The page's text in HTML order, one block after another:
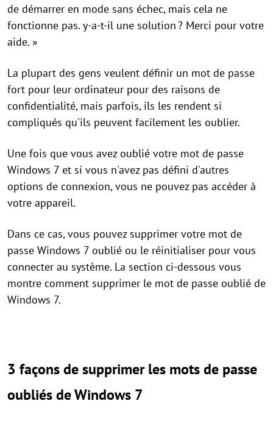
de démarrer en mode sans échec, mais cela ne
fonctionne pas. y-a-t-il une solution ? Merci pour votre
aide. »
La plupart des gens veulent définir un mot de passe
fort pour leur ordinateur pour des raisons de
confidentialité, mais parfois, ils les rendent si
compliqués qu'ils peuvent facilement les oublier.
Une fois que vous avez oublié votre mot de passe
Windows 7 et si vous n'avez pas défini d'autres
options de connexion, vous ne pouvez pas accéder à
votre appareil.
Dans ce cas, vous pouvez supprimer votre mot de
passe Windows 7 oublié ou le réinitialiser pour vous
connecter au système. La section ci-dessous vous
montre comment supprimer le mot de passe oublié de
Windows 7.
3 façons de supprimer les mots de passe
oubliés de Windows 7